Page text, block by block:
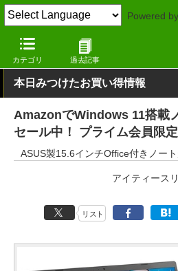
Powered by
カテゴリ 過去記事
窓の杜 システム・ファイル
本日みつけたお買い得情報
AmazonでWindows 11搭載
セール中！ プライム会員限
ASUS製15.6インチOffice付きノー
アイティース
リスト